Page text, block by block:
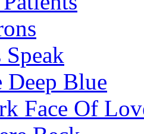
Speak
Deep Blue
Face Of